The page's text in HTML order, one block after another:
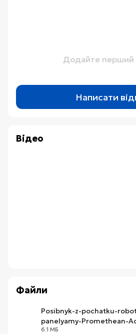
Додайте перший
Написати
Відео
Файли
Posibnyk-z-pochatku-
panelyamy-Promethean-
6.1 МБ